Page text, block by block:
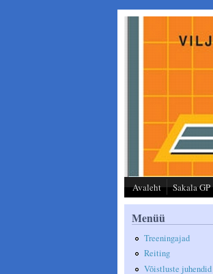
Avaleht Sakala GP
Menüü
Treeningajad
Reiting
Võistluste juhendid